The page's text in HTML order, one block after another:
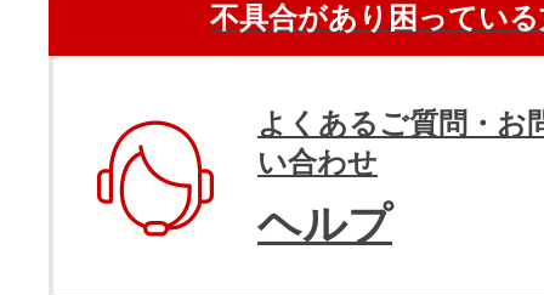
不具合があり困っている
よくあるご質問・お
い合わせ
ヘルプ